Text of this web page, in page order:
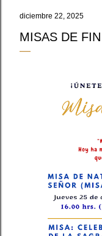
diciembre 22, 2025
MISAS DE